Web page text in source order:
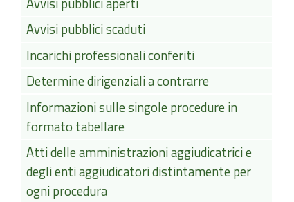
Avvisi pubblici scaduti
Incarichi professionali conferiti
Determine dirigenziali a contrarre
Informazioni sulle singole procedure in
formato tabellare
Atti delle amministrazioni aggiudicatrici e
degli enti aggiudicatori distintamente per
ogni procedura